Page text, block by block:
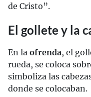
de Cristo”.
El gollete y la
En la ofrenda, el
rueda, se coloca
simboliza las
donde se colocaban.